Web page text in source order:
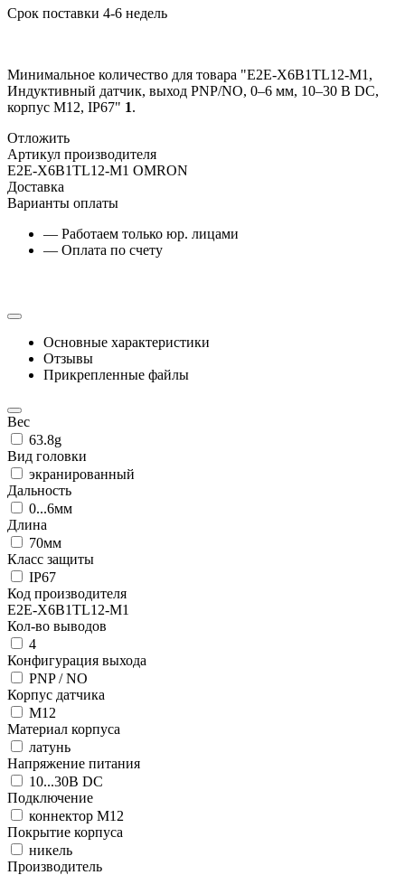
Срок поставки 4-6 недель
Минимальное количество для товара "E2E-X6B1TL12-M1,
Индуктивный датчик, выход PNP/NO, 0–6 мм, 10–30 В DC,
корпус М12, IP67" 1.
Отложить
Артикул производителя
E2E-X6B1TL12-M1 OMRON
Доставка
Варианты оплаты
— Работаем только юр. лицами
— Оплата по счету
Основные характеристики
Отзывы
Прикрепленные файлы
Вес
63.8g
Вид головки
экранированный
Дальность
0...6мм
Длина
70мм
Класс защиты
IP67
Код производителя
E2E-X6B1TL12-M1
Кол-во выводов
4
Конфигурация выхода
PNP / NO
Корпус датчика
М12
Материал корпуса
латунь
Напряжение питания
10...30В DC
Подключение
коннектор M12
Покрытие корпуса
никель
Производитель